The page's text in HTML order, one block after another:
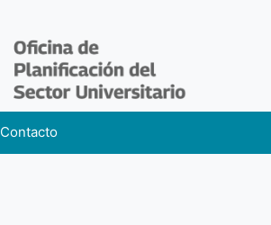
Contacto